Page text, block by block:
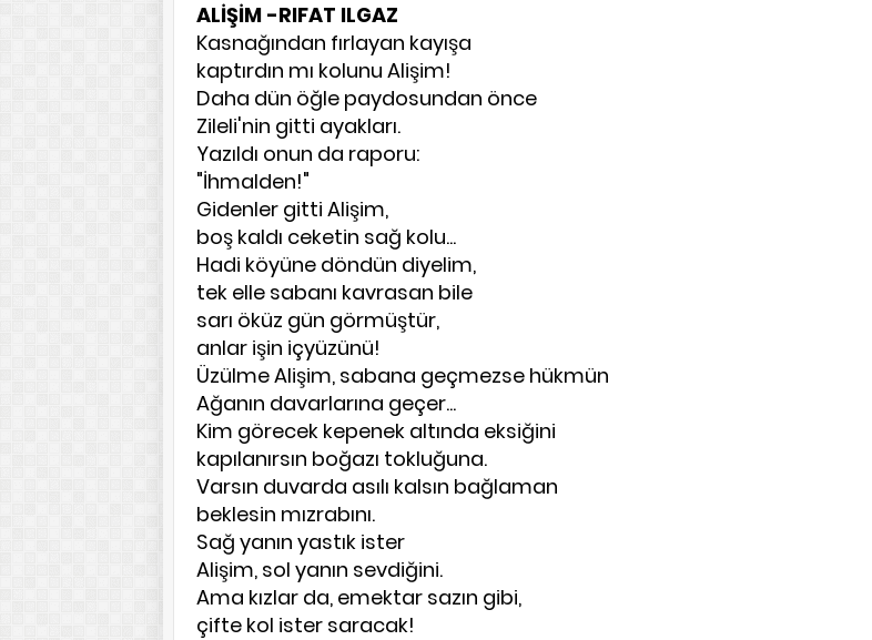
ALİŞİM -RIFAT ILGAZ
Kasnağından fırlayan kayışa
kaptırdın mı kolunu Alişim!
Daha dün öğle paydosundan önce
Zileli'nin gitti ayakları.
Yazıldı onun da raporu:
"İhmalden!"
Gidenler gitti Alişim,
boş kaldı ceketin sağ kolu...
Hadi köyüne döndün diyelim,
tek elle sabanı kavrasan bile
sarı öküz gün görmüştür,
anlar işin içyüzünü!
Üzülme Alişim, sabana geçmezse hükmün
Ağanın davarlarına geçer...
Kim görecek kepenek altında eksiğini
kapılanırsın boğazı tokluğuna.
Varsın duvarda asılı kalsın bağlaman
beklesin mızrabını.
Sağ yanın yastık ister
Alişim, sol yanın sevdiğini.
Ama kızlar da, emektar sazın gibi,
çifte kol ister saracak!